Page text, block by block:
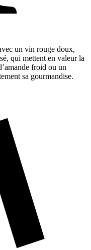
un vin rouge doux,
qui mettent en valeur la
froid ou un
sa gourmandise.